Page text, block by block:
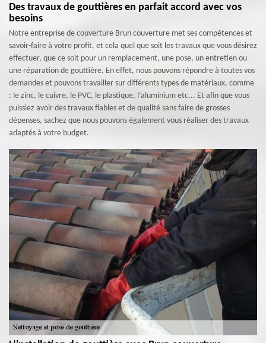
Des travaux de gouttières en parfait accord avec vos
besoins
Notre entreprise de couverture Brun couverture met ses compétences et
savoir-faire à votre profit, et cela quel que soit les travaux que vous désirez
effectuer, que ce soit pour un remplacement, une pose, un entretien ou
une réparation de gouttière. En effet, nous pouvons répondre à toutes vos
demandes et pouvons travailler sur différents types de matériaux, comme
: le zinc, le cuivre, le PVC, le plastique, l’aluminium etc... Et afin que vous
puissiez avoir des travaux fiables et de qualité sans faire de grosses
dépenses, sachez que nous pouvons également vous réaliser des travaux
adaptés à votre budget.